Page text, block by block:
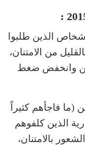
الذين طلبوا
من الامتنان،
وانخفض ضغط
فاجأهم كثيراً
الذين كلفوهم
بالامتنان،